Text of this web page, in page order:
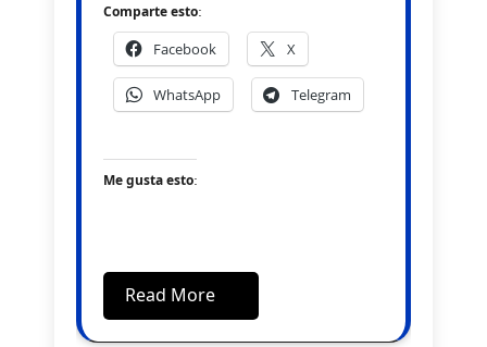
Comparte esto:
Facebook X
WhatsApp Telegram
Me gusta esto:
Read More